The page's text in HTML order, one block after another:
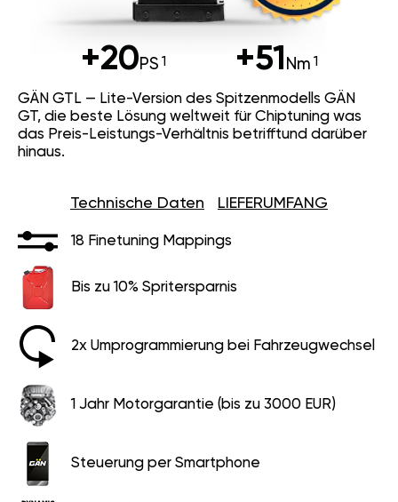
+20PS +51 Nm
GÄN GTL — Lite-Version des Spitzenmodells GÄN
GT, die beste Lösung weltweit für Chiptuning was
das Preis-Leistungs-Verhältnis betrifftund darüber
hinaus.
Technische Daten LIEFERUMFANG
18 Finetuning Mappings
Bis zu 10% Spritersparnis
2x Umprogrammierung bei Fahrzeugwechsel
1 Jahr Motorgarantie (bis zu 3000 EUR)
Steuerung per Smartphone